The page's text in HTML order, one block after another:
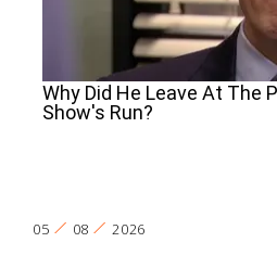
05 08 2026